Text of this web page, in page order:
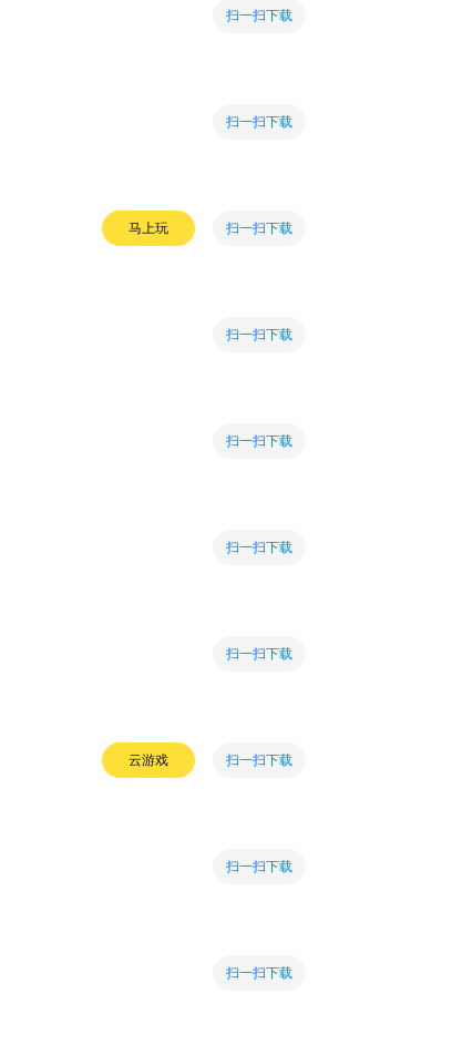
扫一扫下载
扫一扫下载
马上玩 扫一扫下载
扫一扫下载
扫一扫下载
扫一扫下载
扫一扫下载
云游戏 扫一扫下载
扫一扫下载
扫一扫下载